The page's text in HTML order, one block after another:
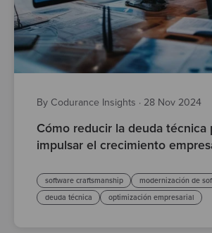
By Codurance Insights · 28 Nov 2024
Cómo reducir la deuda técnica
impulsar el crecimiento
software craftsmanship
modernización de
deuda técnica
optimización empresarial